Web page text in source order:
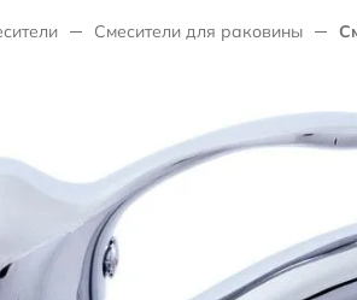
Смесители для раковины